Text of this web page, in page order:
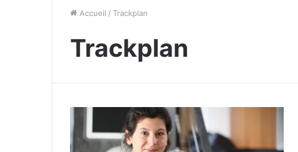
Accueil / Trackplan
Trackplan